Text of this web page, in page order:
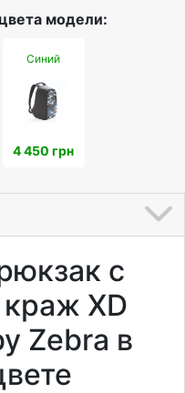
модели:
Синий
4 450 грн
с
XD
Zebra в